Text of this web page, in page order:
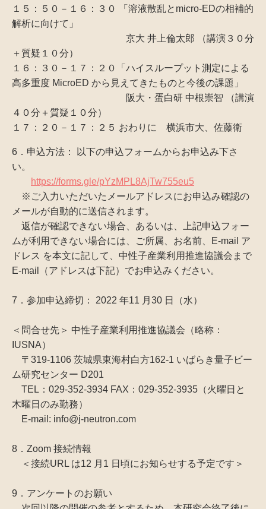
１５：５０－１６：３０ 「溶液散乱とmicro-EDの相補的
解析に向けて」
京大 井上倫太郎 （講演３０分
＋質疑１０分）
１６：３０－１７：２０「ハイスループット測定による
高多重度 MicroED から見えてきたものと今後の課題」
阪大・蛋白研 中根崇智 （講演
４０分＋質疑１０分）
１７：２０－１７：２５ おわりに 横浜市大、佐藤衛
6．申込方法： 以下の申込フォームからお申込み下さ
い。
https://forms.gle/pYzMPL8AjTw755eu5
※ご入力いただいたメールアドレスにお申込み確認の
メールが自動的に送信されます。
返信が確認できない場合、あるいは、上記申込フォー
ムが利用できない場合には、ご所属、お名前、E-mail ア
ドレス を本文に記して、中性子産業利用推進協議会まで
E-mail（アドレスは下記）でお申込みください。
7．参加申込締切： 2022 年11 月30 日（水）
＜問合せ先＞ 中性子産業利用推進協議会（略称：
IUSNA）
〒319-1106 茨城県東海村白方162-1 いばらき量子ビー
ム研究センター D201
TEL：029-352-3934 FAX：029-352-3935（火曜日と
木曜日のみ勤務）
E-mail: info@j-neutron.com
8．Zoom 接続情報
＜接続URL は12 月1 日頃にお知らせする予定です＞
9．アンケートのお願い